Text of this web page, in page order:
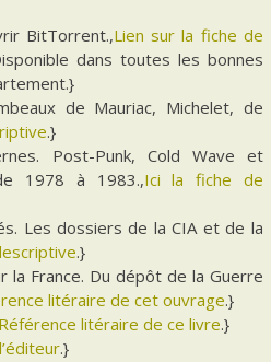
BitTorrent.,Lien sur la fiche de
dans toutes les bonnes
de Mauriac, Michelet, de
.}
Post-Punk, Cold Wave et
1978 à 1983.,Ici la fiche de
Les dossiers de la CIA et de la
.}
France. Du dépôt de la Guerre
litéraire de cet ouvrage.}
Référence litéraire de ce livre.}
.}